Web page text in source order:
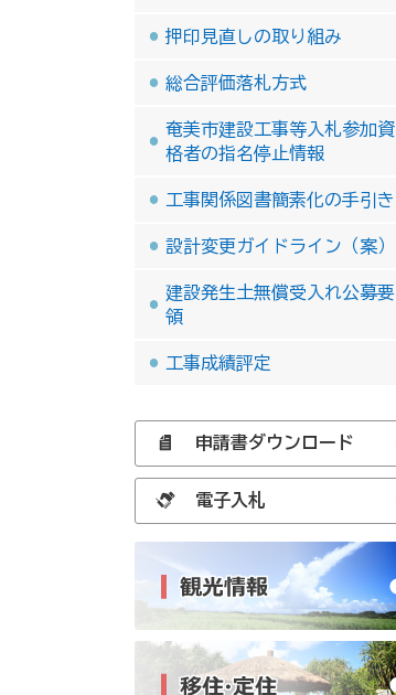
押印見直しの取り組み
総合評価落札方式
奄美市建設工事等入札参加資
格者の指名停止情報
工事関係図書簡素化の手引き
設計変更ガイドライン（案）
建設発生土無償受入れ公募要
領
工事成績評定
申請書ダウンロード
電子入札